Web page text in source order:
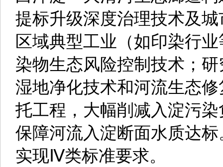
提标升级深度治理技术及
区域典型工业（如印染行
染物生态风险控制技术；
湿地净化技术和河流生态
托工程，大幅削减入淀污
保障河流入淀断面水质达
实现Ⅳ类标准要求。